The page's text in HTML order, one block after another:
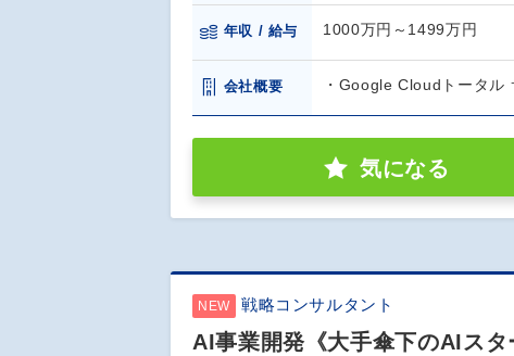
年収 / 給与 1000万円～1499万円
会社概要 ・Google Cloudトータ
気になる
NEW 戦略コンサルタント
AI事業開発《大手傘下のAIス